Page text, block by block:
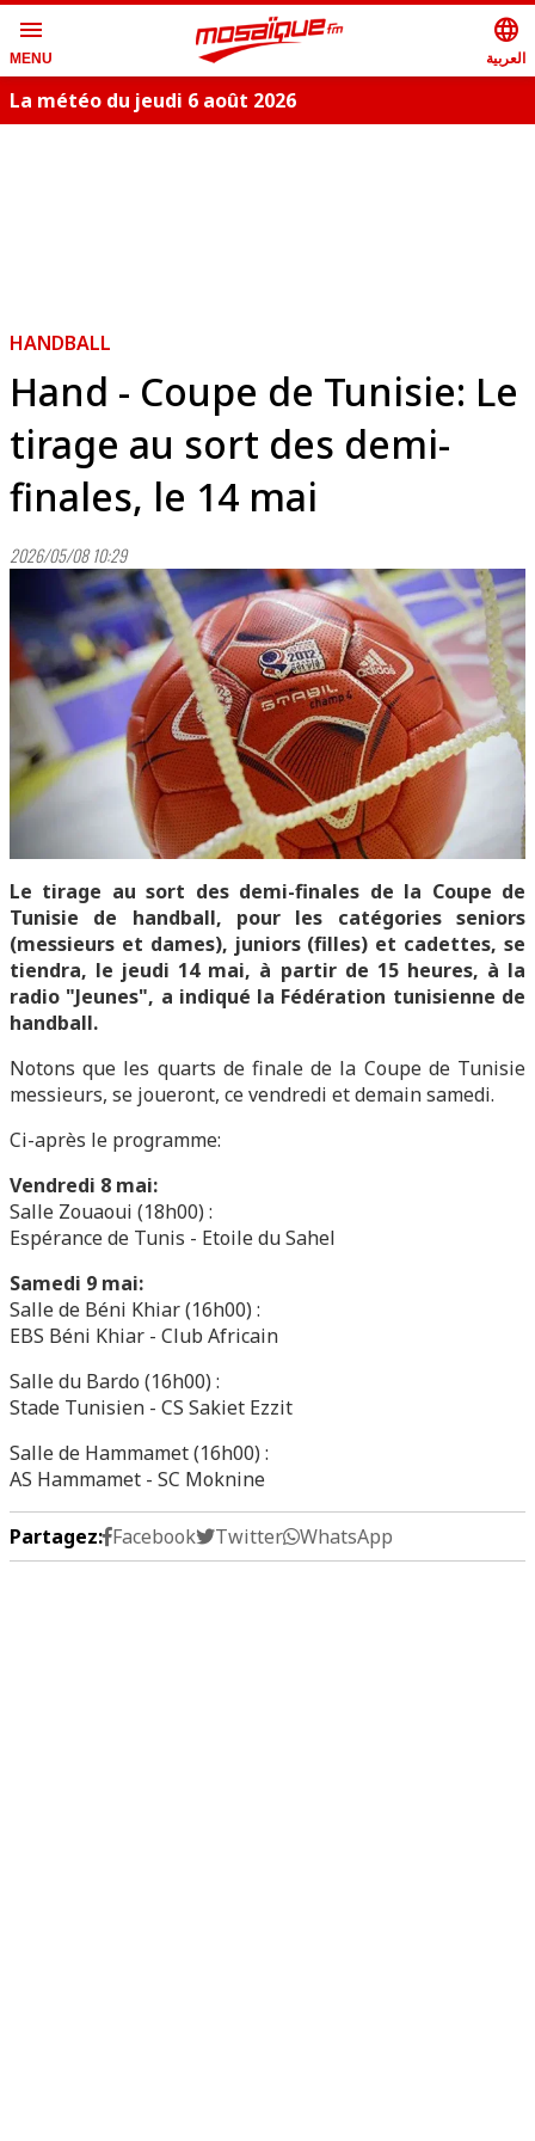
menu
MENU
language
العربية
La météo du jeudi 6 août 2026
HANDBALL
Hand - Coupe de Tunisie: Le
tirage au sort des demi-
finales, le 14 mai
2026/05/08 10:29
Le tirage au sort des demi-finales de la Coupe de
Tunisie de handball, pour les catégories seniors
(messieurs et dames), juniors (filles) et cadettes, se
tiendra, le jeudi 14 mai, à partir de 15 heures, à la
radio "Jeunes", a indiqué la Fédération tunisienne de
handball.
Notons que les quarts de finale de la Coupe de Tunisie
messieurs, se joueront, ce vendredi et demain samedi.
Ci-après le programme:
Vendredi 8 mai:
Salle Zouaoui (18h00) :
Espérance de Tunis - Etoile du Sahel
Samedi 9 mai:
Salle de Béni Khiar (16h00) :
EBS Béni Khiar - Club Africain
Salle du Bardo (16h00) :
Stade Tunisien - CS Sakiet Ezzit
Salle de Hammamet (16h00) :
AS Hammamet - SC Moknine
Partagez: Facebook Twitter WhatsApp